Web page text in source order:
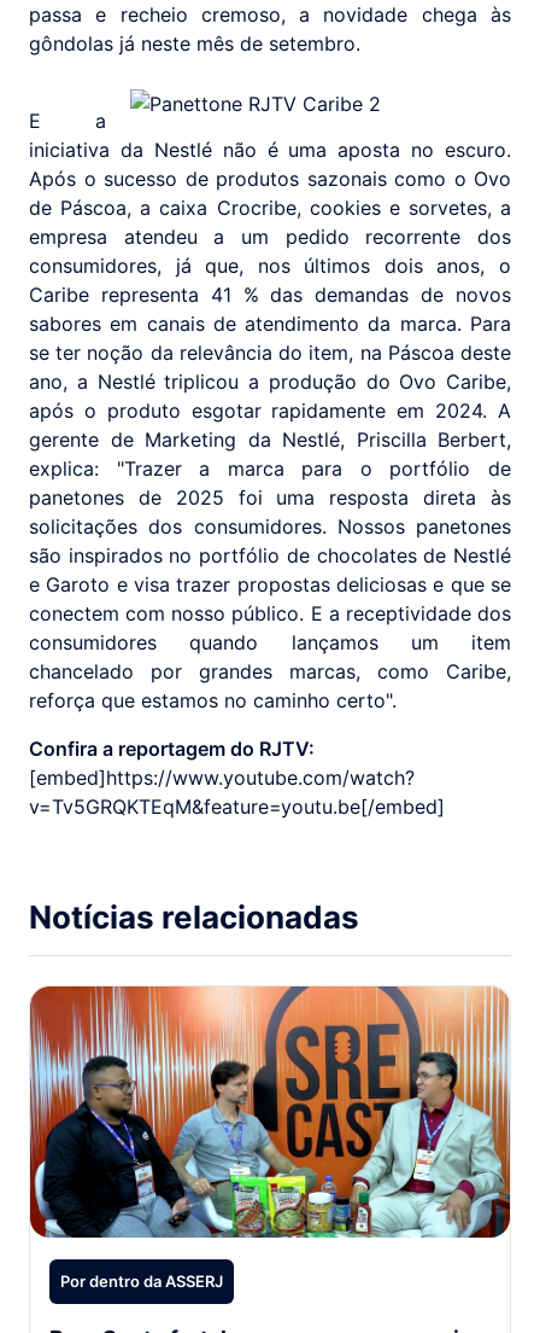
passa e recheio cremoso, a novidade chega às
gôndolas já neste mês de setembro.
E a
iniciativa da Nestlé não é uma aposta no escuro.
Após o sucesso de produtos sazonais como o Ovo
de Páscoa, a caixa Crocribe, cookies e sorvetes, a
empresa atendeu a um pedido recorrente dos
consumidores, já que, nos últimos dois anos, o
Caribe representa 41 % das demandas de novos
sabores em canais de atendimento da marca. Para
se ter noção da relevância do item, na Páscoa deste
ano, a Nestlé triplicou a produção do Ovo Caribe,
após o produto esgotar rapidamente em 2024. A
gerente de Marketing da Nestlé, Priscilla Berbert,
explica: "Trazer a marca para o portfólio de
panetones de 2025 foi uma resposta direta às
solicitações dos consumidores. Nossos panetones
são inspirados no portfólio de chocolates de Nestlé
e Garoto e visa trazer propostas deliciosas e que se
conectem com nosso público. E a receptividade dos
consumidores quando lançamos um item
chancelado por grandes marcas, como Caribe,
reforça que estamos no caminho certo".
Confira a reportagem do RJTV:
[embed]https://www.youtube.com/watch?
v=Tv5GRQKTEqM&feature=youtu.be[/embed]
Notícias relacionadas
Por dentro da ASSERJ